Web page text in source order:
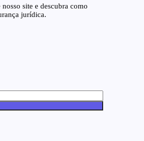
site e descubra como
jurídica.